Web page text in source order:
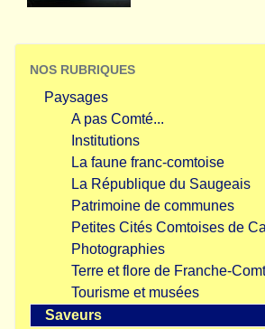
NOS RUBRIQUES
Paysages
A pas Comté...
Institutions
La faune franc-comtoise
La République du Saugeais
Patrimoine de communes
Petites Cités Comtoises de
Photographies
Terre et flore de Franche-
Tourisme et musées
Saveurs